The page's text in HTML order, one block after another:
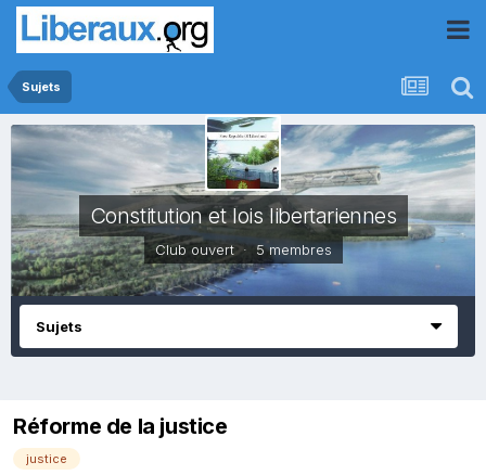
Sujets
Constitution et lois libertariennes
Club ouvert · 5 membres
Sujets
Réforme de la justice
justice